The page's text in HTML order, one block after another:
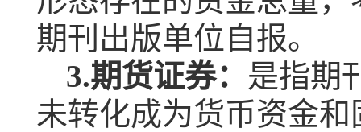
期刊出版单位自报。
3.期货证券： 是指期
未转化成为货币资金